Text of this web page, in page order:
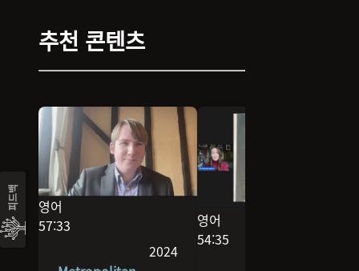
traditions to superstitions!
Discover how families prepared
their homes for a funeral, the food
even why ostrich feathers were
important. You will come away
from this class knowing more
about the way your ancestors
lived . . . and died.
추천 콘텐츠
영어
이 세션의 언어는 영어입니다
57:33
동영상의 길이는 57:33입니다
2024
영어
이 세션의 언어는 영어입니다
54:35
피드백